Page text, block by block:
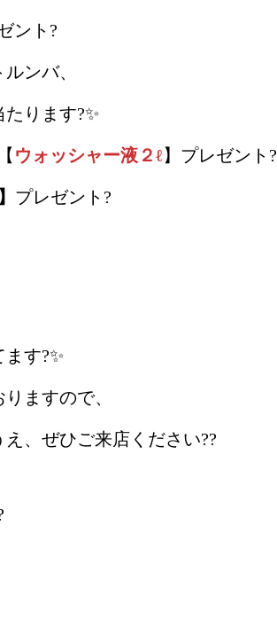
ント?
ンバ、
ります?✨
ウォッシャー液２ℓ】プレゼント?
】 プレゼント?
す?✨
ますので、
、ぜひご来店ください??